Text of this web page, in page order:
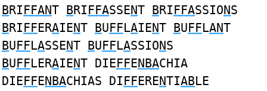
BRIFFANT BRIFFASSENT BRIFFASSIONS
BRIFFERAIENT BUFFLAIENT BUFFLANT
BUFFLASSENT BUFFLASSIONS
BUFFLERAIENT DIEFFENBACHIA
DIEFFENBACHIAS DIFFERENTIABLE